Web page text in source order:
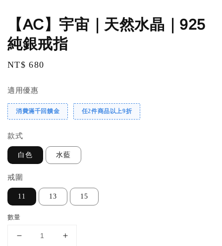
【AC】宇宙｜天然水晶｜925
純銀戒指
Regular
NT$ 680
適用優惠
消費滿千回饋金 任2件商品以上9折
款式
白色 水藍
戒圍
11 13 15
數量